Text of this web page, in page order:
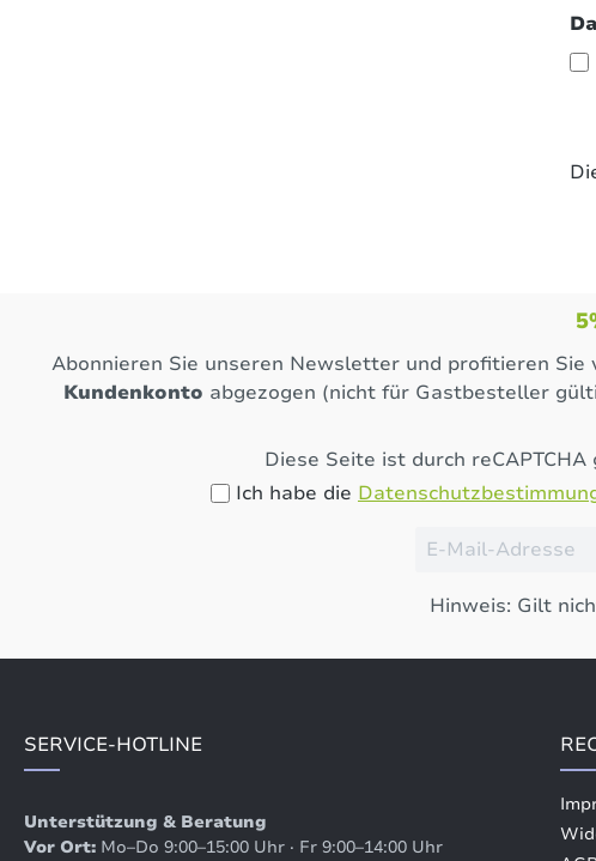
Abonnieren Sie unseren Newsletter und profitieren Sie
Kundenkonto abgezogen (nicht für Gastbesteller
Diese Seite ist durch
Ich habe die
Hinweis: Gilt
SERVICE-HOTLINE
Unterstützung & Beratung
Vor Ort: Mo–Do 9:00–15:00 Uhr · Fr 9:00–14:00 Uhr